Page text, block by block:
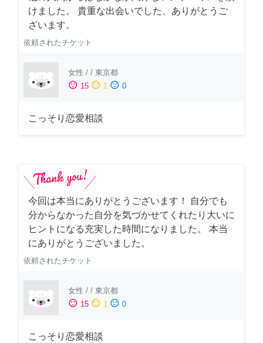
けました。 貴重な出会いでした、ありがとうご
ざいます。
依頼されたチケット
女性 / / 東京都
sentiment_satisfied 15 sentiment_neutral 1 sentiment_dissatisfied 0
こっそり恋愛相談
今回は本当にありがとうございます！ 自分でも
分からなかった自分を気づかせてくれたり大いに
ヒントになる充実した時間になりました。 本当
にありがとうございました。
依頼されたチケット
女性 / / 東京都
sentiment_satisfied 15 sentiment_neutral 1 sentiment_dissatisfied 0
こっそり恋愛相談